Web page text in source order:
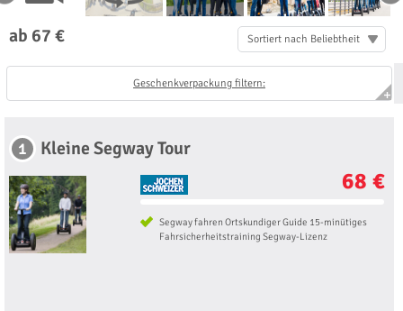
ab 67 € Sortiert nach Beliebtheit
Geschenkverpackung filtern:
1 Kleine Segway Tour
68 €
Segway fahren Ortskundiger Guide 15-minütiges
Fahrsicherheitstraining Segway-Lizenz